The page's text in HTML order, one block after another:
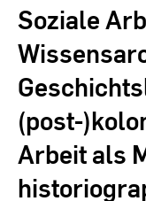
Soziale
(post-
Arbeit als